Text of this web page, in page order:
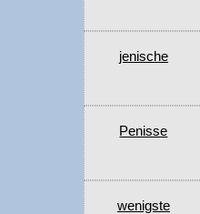
jenische
Penisse
wenigste